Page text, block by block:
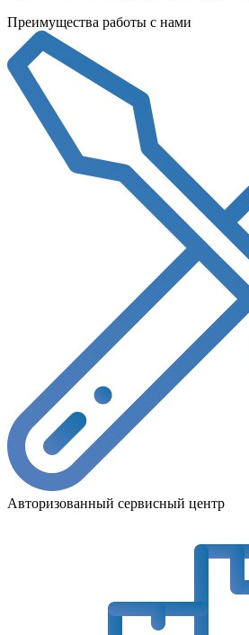
Преимущества работы с нами
Авторизованный сервисный центр